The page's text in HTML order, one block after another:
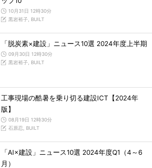
10月31日 12時30分
黒岩裕子, BUILT
「脱炭素×建設」ニュース10選 2024年度上半期
09月30日 12時30分
黒岩裕子, BUILT
工事現場の酷暑を乗り切る建設ICT【2024年
版】
08月19日 12時30分
石原忍, BUILT
「AI×建設」ニュース10選 2024年度Q1（4～6
月）